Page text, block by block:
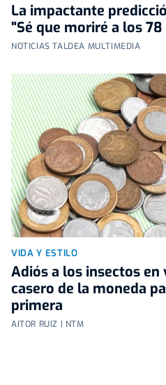
La impactante
"Sé que moriré a los
NOTICIAS TALDEA MULTIMEDIA
VIDA Y ESTILO
Adiós a los insectos
casero de la moneda
primera
AITOR RUIZ | NTM